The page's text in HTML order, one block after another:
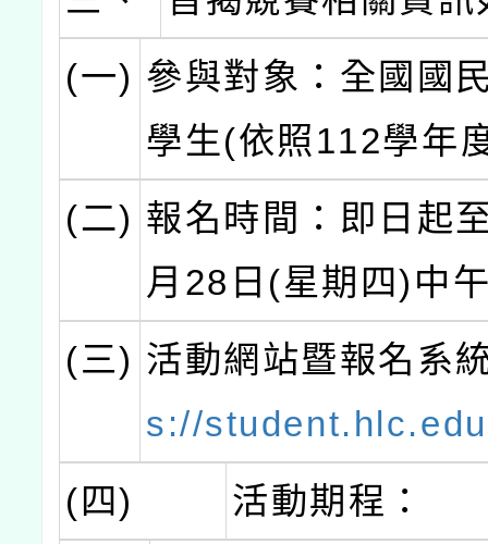
(一) 參與對象：全國國
學生(依照112學年
(二) 報名時間：即日起
月28日(星期四)中
(三) 活動網站暨報名系
s://
(四)
活動期程：